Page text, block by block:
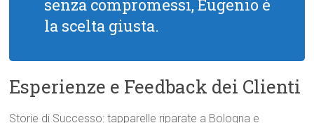
senza compromessi, Eugenio è
la scelta giusta.
Esperienze e Feedback dei Clienti
Storie di Successo: tapparelle riparate a Bologna e